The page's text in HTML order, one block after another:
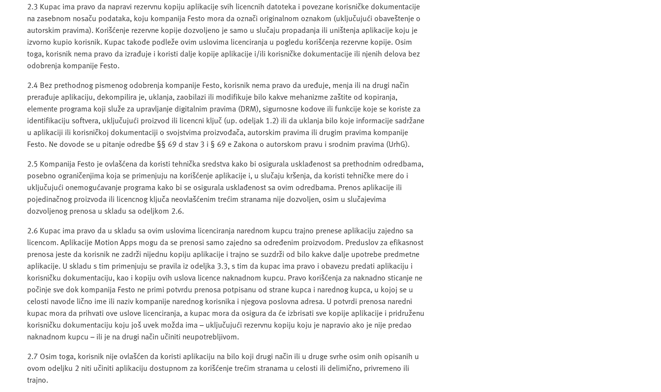
2.3 Kupac ima pravo da napravi rezervnu kopiju aplikacije svih licencnih datoteka i povezane korisničke dokumentacije
na zasebnom nosaču podataka, koju kompanija Festo mora da označi originalnom oznakom (uključujući obaveštenje o
autorskim pravima). Korišćenje rezervne kopije dozvoljeno je samo u slučaju propadanja ili uništenja aplikacije koju je
izvorno kupio korisnik. Kupac takođe podleže ovim uslovima licenciranja u pogledu korišćenja rezervne kopije. Osim
toga, korisnik nema pravo da izrađuje i koristi dalje kopije aplikacije i/ili korisničke dokumentacije ili njenih delova bez
odobrenja kompanije Festo.
2.4 Bez prethodnog pismenog odobrenja kompanije Festo, korisnik nema pravo da uređuje, menja ili na drugi način
prerađuje aplikaciju, dekompilira je, uklanja, zaobilazi ili modifikuje bilo kakve mehanizme zaštite od kopiranja,
elemente programa koji služe za upravljanje digitalnim pravima (DRM), sigurnosne kodove ili funkcije koje se koriste za
identifikaciju softvera, uključujući proizvod ili licencni ključ (up. odeljak 1.2) ili da uklanja bilo koje informacije sadržane
u aplikaciji ili korisničkoj dokumentaciji o svojstvima proizvođača, autorskim pravima ili drugim pravima kompanije
Festo. Ne dovode se u pitanje odredbe §§ 69 d stav 3 i § 69 e Zakona o autorskom pravu i srodnim pravima (UrhG).
2.5 Kompanija Festo je ovlašćena da koristi tehnička sredstva kako bi osigurala usklađenost sa prethodnim odredbama,
posebno ograničenjima koja se primenjuju na korišćenje aplikacije i, u slučaju kršenja, da koristi tehničke mere do i
uključujući onemogućavanje programa kako bi se osigurala usklađenost sa ovim odredbama. Prenos aplikacije ili
pojedinačnog proizvoda ili licencnog ključa neovlašćenim trećim stranama nije dozvoljen, osim u slučajevima
dozvoljenog prenosa u skladu sa odeljkom 2.6.
2.6 Kupac ima pravo da u skladu sa ovim uslovima licenciranja narednom kupcu trajno prenese aplikaciju zajedno sa
licencom. Aplikacije Motion Apps mogu da se prenosi samo zajedno sa određenim proizvodom. Preduslov za efikasnost
prenosa jeste da korisnik ne zadrži nijednu kopiju aplikacije i trajno se suzdrži od bilo kakve dalje upotrebe predmetne
aplikacije. U skladu s tim primenjuju se pravila iz odeljka 3.3, s tim da kupac ima pravo i obavezu predati aplikaciju i
korisničku dokumentaciju, kao i kopiju ovih uslova licence naknadnom kupcu. Pravo korišćenja za naknadno sticanje ne
počinje sve dok kompanija Festo ne primi potvrdu prenosa potpisanu od strane kupca i narednog kupca, u kojoj se u
celosti navode lično ime ili naziv kompanije narednog korisnika i njegova poslovna adresa. U potvrdi prenosa naredni
kupac mora da prihvati ove uslove licenciranja, a kupac mora da osigura da će izbrisati sve kopije aplikacije i pridruženu
korisničku dokumentaciju koju još uvek možda ima – uključujući rezervnu kopiju koju je napravio ako je nije predao
naknadnom kupcu – ili je na drugi način učiniti neupotrebljivom.
2.7 Osim toga, korisnik nije ovlašćen da koristi aplikaciju na bilo koji drugi način ili u druge svrhe osim onih opisanih u
ovom odeljku 2 niti učiniti aplikaciju dostupnom za korišćenje trećim stranama u celosti ili delimično, privremeno ili
trajno.